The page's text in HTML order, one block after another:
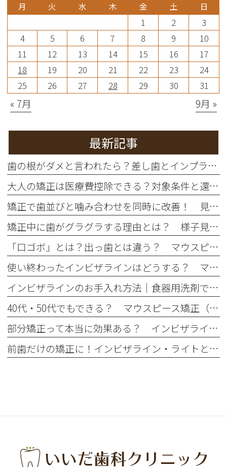
月 火 水 木 金 土 日
1 2
3
4
5 6 7 8 9
10
11
12 13 14 15 16
17
18
19 20 21 22 23
24
25
26 27 28 29 30 31
« 7月 9月 »
最新記事
歯の根がダメと言われたら？差し歯とインプラントの違いを徹底比較
大人の矯正は医療費控除できる？対象条件と還付額シミュレーション
矯正で歯並びと噛み合わせを同時に改善！ 見た目だけじゃない本当の治療効果とは
矯正中に歯がグラグラする理由とは？ 様子見していいケースと危険なサイン
「口ゴボ」とは？出っ歯とは違う？ マウスピース矯正で治せるの？
使い終わったインビザラインはどうする？ マウスピース捨て方・保管方法は？
インビザラインのお手入れ方法｜食器用洗剤でOK？正しい洗い方と注意点
40代・50代でもできる？ マウスピース矯正（インビザライン）のメリットと注意点
部分矯正って本当に効果ある？ インビザライン・ライトのメリット・デメリット
前歯だけの矯正に！インビザライン・ライトとは？ 通常のインビザラインとの違い